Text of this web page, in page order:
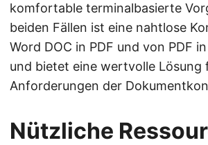
komfortable terminalbasierte
beiden Fällen ist eine nahtlose
Word DOC in PDF und von PDF
und bietet eine wertvolle Lösung
Anforderungen der
Nützliche